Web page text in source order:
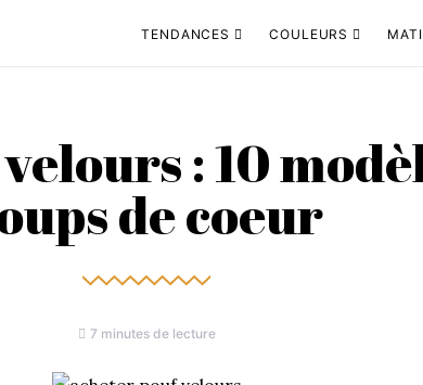
TENDANCES COULEURS
: 10
de coeur
7 minutes de lecture